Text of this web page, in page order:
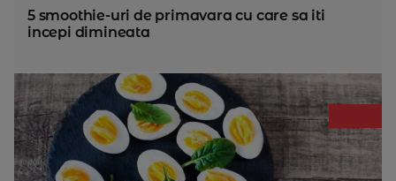
5 smoothie-uri de primavara cu care sa iti
incepi dimineata